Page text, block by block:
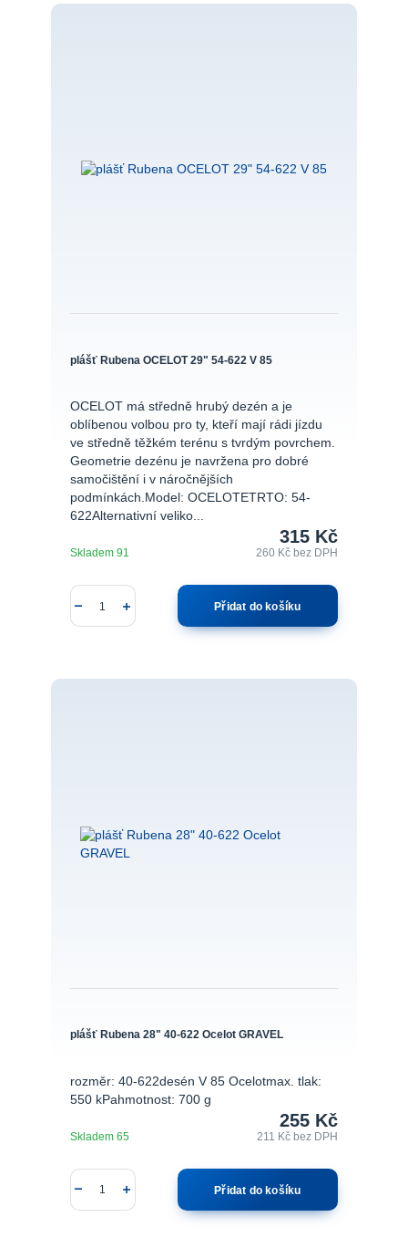
plášť Rubena OCELOT 29" 54-622 V 85
OCELOT má středně hrubý dezén a je
oblíbenou volbou pro ty, kteří mají rádi jízdu
ve středně těžkém terénu s tvrdým povrchem.
Geometrie dezénu je navržena pro dobré
samočištění i v náročnějších
podmínkách.Model: OCELOTETRTO: 54-
622Alternativní veliko...
315 Kč
260 Kč bez DPH
Skladem 91
Přidat do košíku
plášť Rubena 28" 40-622 Ocelot GRAVEL
rozměr: 40-622desén V 85 Ocelotmax. tlak:
550 kPahmotnost: 700 g
255 Kč
211 Kčbez DPH
Skladem 65
Přidat do košíku